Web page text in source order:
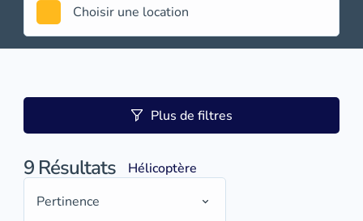
Plus de filtres
9 Résultats
Hélicoptère
Pertinence